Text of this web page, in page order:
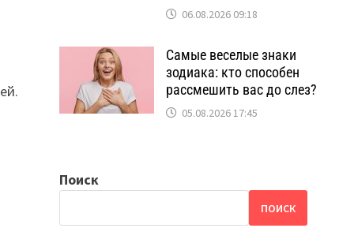
06.08.2026 09:18
Самые веселые знаки
зодиака: кто способен
рассмешить вас до слез?
05.08.2026 17:45
Поиск
ПОИСК